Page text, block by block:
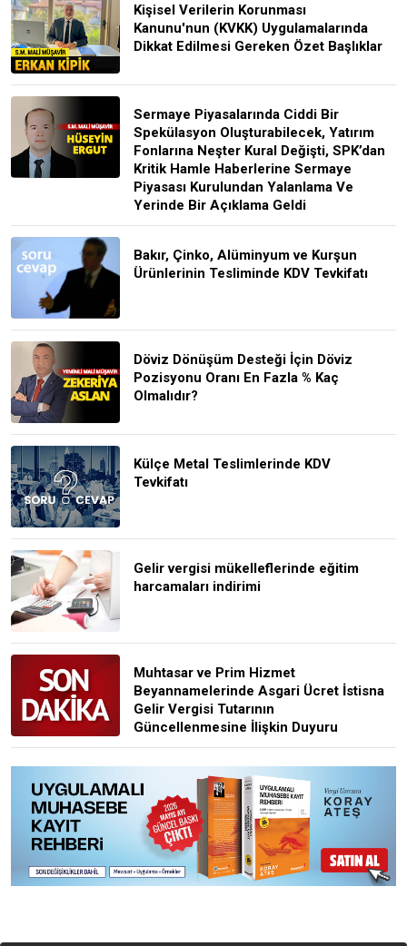
Kişisel Verilerin Korunması
Kanunu'nun (KVKK) Uygulamalarında
Dikkat Edilmesi Gereken Özet Başlıklar
Sermaye Piyasalarında Ciddi Bir
Spekülasyon Oluşturabilecek, Yatırım
Fonlarına Neşter Kural Değişti, SPK’dan
Kritik Hamle Haberlerine Sermaye
Piyasası Kurulundan Yalanlama Ve
Yerinde Bir Açıklama Geldi
Bakır, Çinko, Alüminyum ve Kurşun
Ürünlerinin Tesliminde KDV Tevkifatı
Döviz Dönüşüm Desteği İçin Döviz
Pozisyonu Oranı En Fazla % Kaç
Olmalıdır?
Külçe Metal Teslimlerinde KDV
Tevkifatı
Gelir vergisi mükelleflerinde eğitim
harcamaları indirimi
Muhtasar ve Prim Hizmet
Beyannamelerinde Asgari Ücret İstisna
Gelir Vergisi Tutarının
Güncellenmesine İlişkin Duyuru